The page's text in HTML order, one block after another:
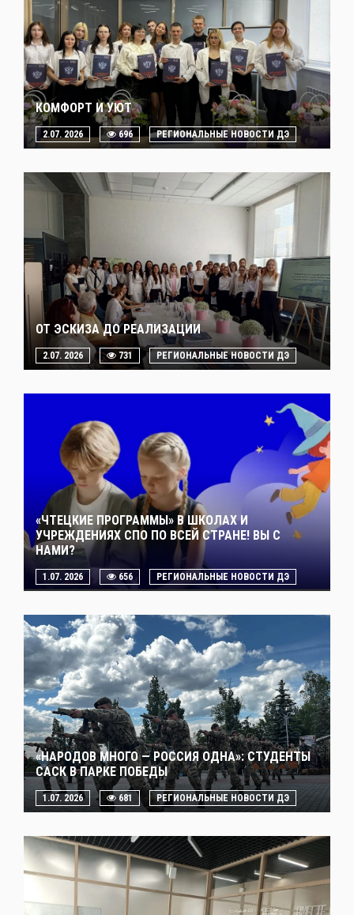
КОМФОРТ И УЮТ
2.07. 2026 696 РЕГИОНАЛЬНЫЕ НОВОСТИ ДЭ
ОТ ЭСКИЗА ДО РЕАЛИЗАЦИИ
2.07. 2026 731 РЕГИОНАЛЬНЫЕ НОВОСТИ ДЭ
«ЧТЕЦКИЕ ПРОГРАММЫ» В ШКОЛАХ И
УЧРЕЖДЕНИЯХ СПО ПО ВСЕЙ СТРАНЕ! ВЫ С
НАМИ?
1.07. 2026 656 РЕГИОНАЛЬНЫЕ НОВОСТИ ДЭ
«НАРОДОВ МНОГО — РОССИЯ ОДНА»: СТУДЕНТЫ
САСК В ПАРКЕ ПОБЕДЫ
1.07. 2026 681 РЕГИОНАЛЬНЫЕ НОВОСТИ ДЭ